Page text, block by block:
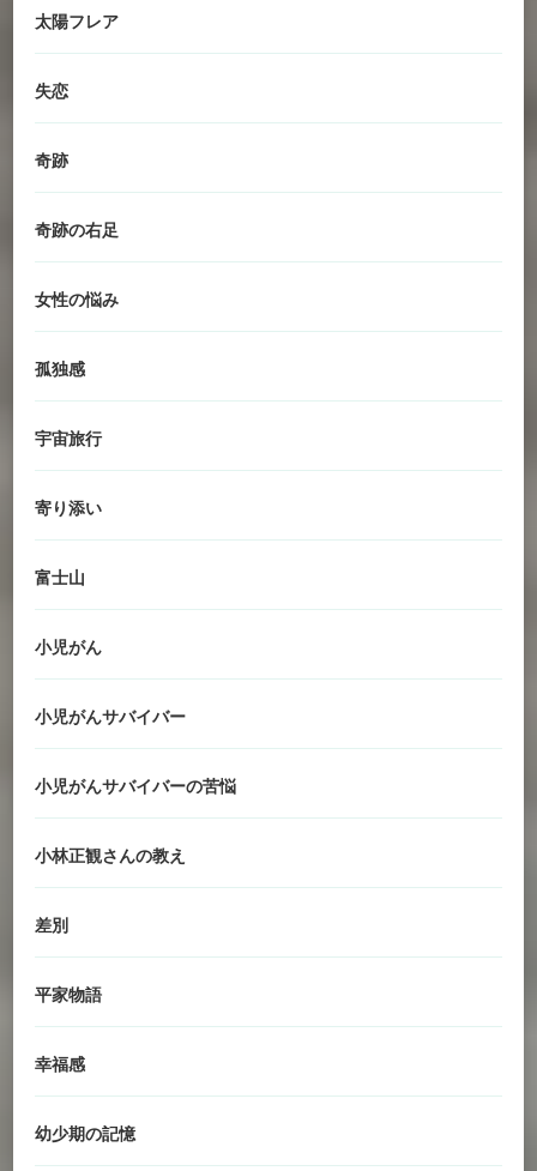
太陽フレア
失恋
奇跡
奇跡の右足
女性の悩み
孤独感
宇宙旅行
寄り添い
富士山
小児がん
小児がんサバイバー
小児がんサバイバーの苦悩
小林正観さんの教え
差別
平家物語
幸福感
幼少期の記憶